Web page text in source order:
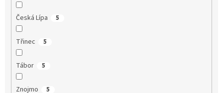
Česká Lípa 5
Třinec 5
Tábor 5
Znojmo 5